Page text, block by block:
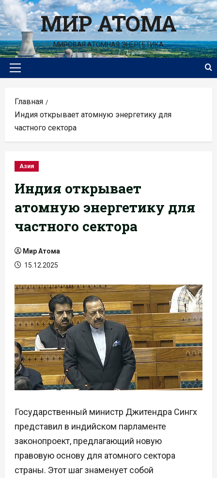
Перейти
к
содержимомуМИР АТОМА
МИРОВАЯ АТОМНАЯ ЭНЕРГЕТИКА
Основное
Главная
Индия открывает атомную энергетику для
частного сектора
Азия
Индия открывает
атомную энергетику для
частного сектора
Мир Атома
15.12.2025
Государственный министр Джитендра Сингх
представил в индийском парламенте
законопроект, предлагающий новую
правовую основу для атомного сектора
страны. Этот шаг знаменует собой